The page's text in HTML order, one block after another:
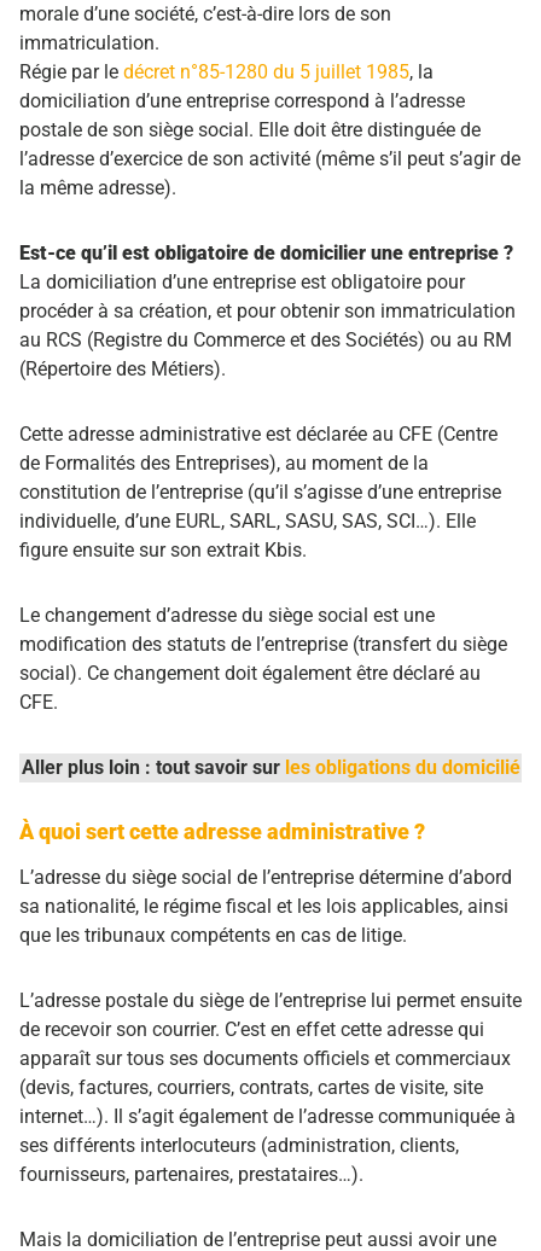
morale d’une société, c’est-à-dire lors de son
immatriculation.
Régie par le décret n°85-1280 du 5 juillet 1985, la
domiciliation d’une entreprise correspond à l’adresse
postale de son siège social. Elle doit être distinguée de
l’adresse d’exercice de son activité (même s’il peut s’agir de
la même adresse).
Est-ce qu’il est obligatoire de domicilier une entreprise ?
La domiciliation d’une entreprise est obligatoire pour
procéder à sa création, et pour obtenir son immatriculation
au RCS (Registre du Commerce et des Sociétés) ou au RM
(Répertoire des Métiers).
Cette adresse administrative est déclarée au CFE (Centre
de Formalités des Entreprises), au moment de la
constitution de l’entreprise (qu’il s’agisse d’une entreprise
individuelle, d’une EURL, SARL, SASU, SAS, SCI…). Elle
figure ensuite sur son extrait Kbis.
Le changement d’adresse du siège social est une
modification des statuts de l’entreprise (transfert du siège
social). Ce changement doit également être déclaré au
CFE.
Aller plus loin : tout savoir sur les obligations du domicilié
À quoi sert cette adresse administrative ?
L’adresse du siège social de l’entreprise détermine d’abord
sa nationalité, le régime fiscal et les lois applicables, ainsi
que les tribunaux compétents en cas de litige.
L’adresse postale du siège de l’entreprise lui permet ensuite
de recevoir son courrier. C’est en effet cette adresse qui
apparaît sur tous ses documents officiels et commerciaux
(devis, factures, courriers, contrats, cartes de visite, site
internet…). Il s’agit également de l’adresse communiquée à
ses différents interlocuteurs (administration, clients,
fournisseurs, partenaires, prestataires…).
Mais la domiciliation de l’entreprise peut aussi avoir une